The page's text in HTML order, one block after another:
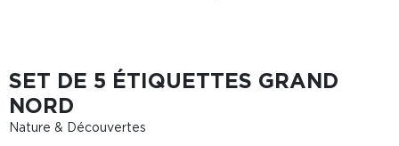
SET DE 5 ÉTIQUETTES GRAND
NORD
Nature & Découvertes